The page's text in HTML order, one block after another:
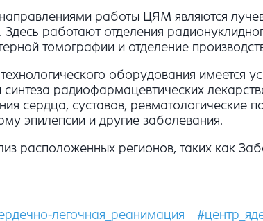
работы ЦЯМ являются
работают отделения
томографии и отделение
оборудования имеется
радиофармацевтических
сердца, суставов, ревматологические
эпилепсии и другие заболевания.
расположенных регионов, таких как
легочная_реанимация